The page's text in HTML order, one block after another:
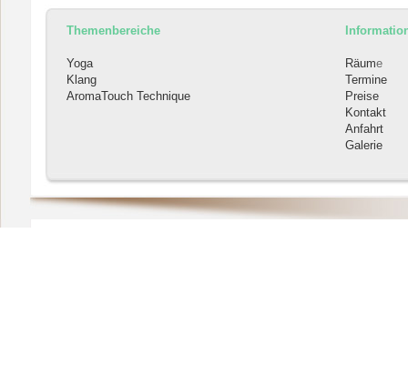
Themenbereiche
Yoga Räume
Klang
Termine
AromaTouch Technique
Preise
Kontakt
Anfahrt
Galerie